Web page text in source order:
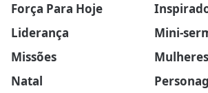
Força Para Hoje
Liderança
Mini-
Missões
Natal